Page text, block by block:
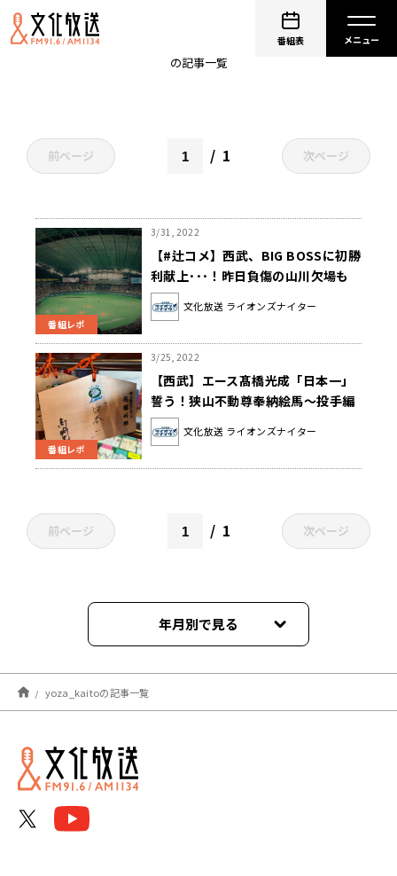
番組表
の記事一覧
前ページ 1 次ページ
番組レポ
3/31, 2022
【#辻コメ】西武、BIG BOSSに初勝
利献上･･･！昨日負傷の山川欠場も
「チーム力だから全然、選手はい
る」
文化放送 ライオンズナイター
番組レポ
3/25, 2022
【西武】エース髙橋光成「日本一」
誓う！狭山不動尊奉納絵馬～投手編
～(ライオンズナイター)
文化放送 ライオンズナイター
前ページ 1 次ページ
年月別で見る
2022年09月
2022年08月
2022年05月
yoza_kaitoの記事一覧